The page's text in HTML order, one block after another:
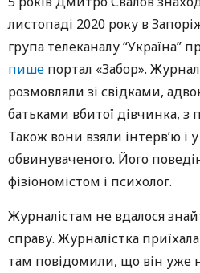
листопаді 2020 року в
група телеканалу “Україна”
пише портал «Забор».
розмовляли зі свідками,
батьками вбитої дівчинка, з
Також вони взяли інтерв’ю і
обвинуваченого. Його
фізіономістом і психолог.
Журналістам не вдалося
справу. Журналістка
там повідомили, що він уже